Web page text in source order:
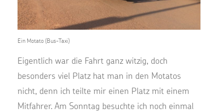
Ein Motato (Bus-Taxi)
Eigentlich war die Fahrt ganz witzig, doch
besonders viel Platz hat man in den Motatos
nicht, denn ich teilte mir einen Platz mit einem
Mitfahrer. Am Sonntag besuchte ich noch einmal